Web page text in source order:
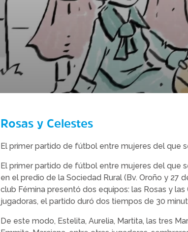
Rosas y Celestes
El primer partido de fútbol entre mujeres del que
El primer partido de fútbol entre mujeres del que
en el predio de la Sociedad Rural (Bv. Oroño y 27
club Fémina presentó dos equipos: las Rosas y
jugadoras, el partido duró dos tiempos de 30
De este modo, Estelita, Aurelia, Martita, las tres